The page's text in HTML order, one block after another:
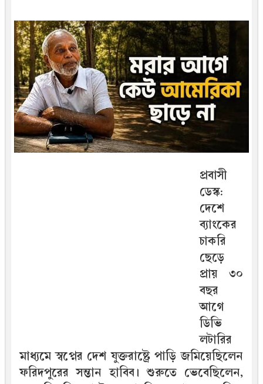
প্রবাসী
ডেস্ক:
দেশে
ব্যাংকের
চাকরি
ছেড়ে
প্রায় ৩০
বছর
আগে
ডিভি
লটারির
মাধ্যমে স্বপ্নের দেশ যুক্তরাষ্ট্রে পাড়ি জমিয়েছিলেন
ফরিদপুরের সন্তান হাবিব। শুরুতে ভেবেছিলেন,